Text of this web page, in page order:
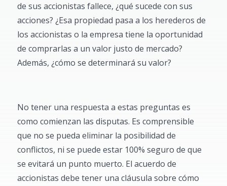
de sus accionistas fallece, ¿qué sucede con sus
acciones? ¿Esa propiedad pasa a los herederos de
los accionistas o la empresa tiene la oportunidad
de comprarlas a un valor justo de mercado?
Además, ¿cómo se determinará su valor?
No tener una respuesta a estas preguntas es
como comienzan las disputas. Es comprensible
que no se pueda eliminar la posibilidad de
conflictos, ni se puede estar 100% seguro de que
se evitará un punto muerto. El acuerdo de
accionistas debe tener una cláusula sobre cómo